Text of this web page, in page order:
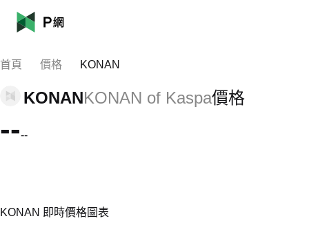
首頁 價格 KONAN
KONANKONAN of Kaspa價格
----
KONAN 即時價格圖表